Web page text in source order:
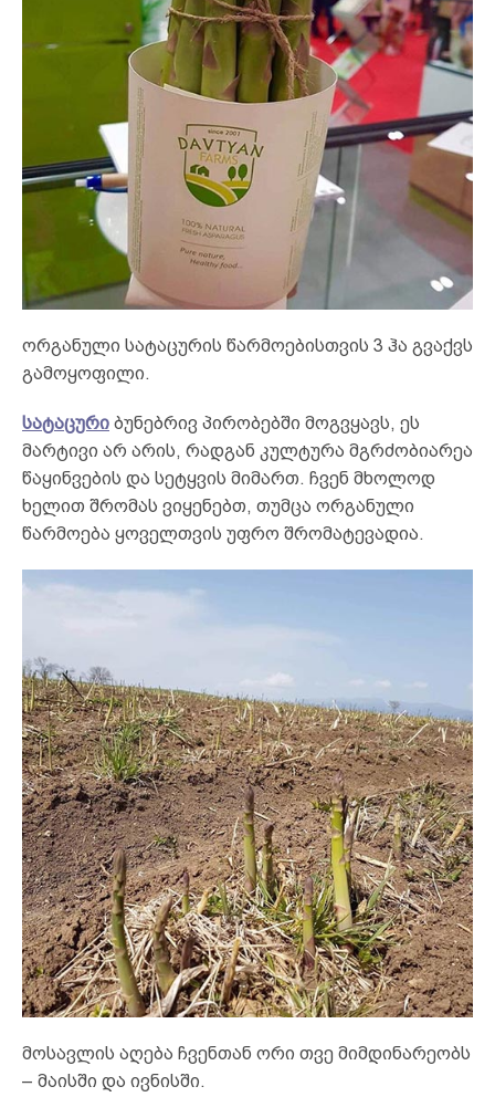
ორგანული სატაცურის წარმოებისთვის 3 ჰა გვაქვს
გამოყოფილი.
სატაცური ბუნებრივ პირობებში მოგვყავს, ეს
მარტივი არ არის, რადგან კულტურა მგრძობიარეა
წაყინვების და სეტყვის მიმართ. ჩვენ მხოლოდ
ხელით შრომას ვიყენებთ, თუმცა ორგანული
წარმოება ყოველთვის უფრო შრომატევადია.
მოსავლის აღება ჩვენთან ორი თვე მიმდინარეობს
– მაისში და ივნისში.